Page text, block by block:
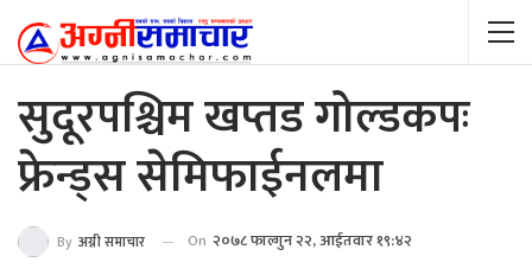
सुदूरपश्चिम खप्तड गोल्डकपः
फ्रेन्ड्स सेमिफाईनलमा
By अग्नी समाचार On २०७८ फाल्गुन २२, आईतवार १९:४२